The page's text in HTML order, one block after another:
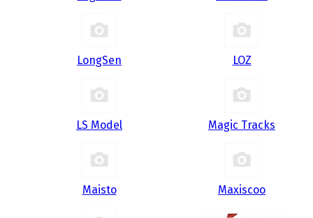
LongSen LOZ
LS Model Magic Tracks
Maisto Maxiscoo